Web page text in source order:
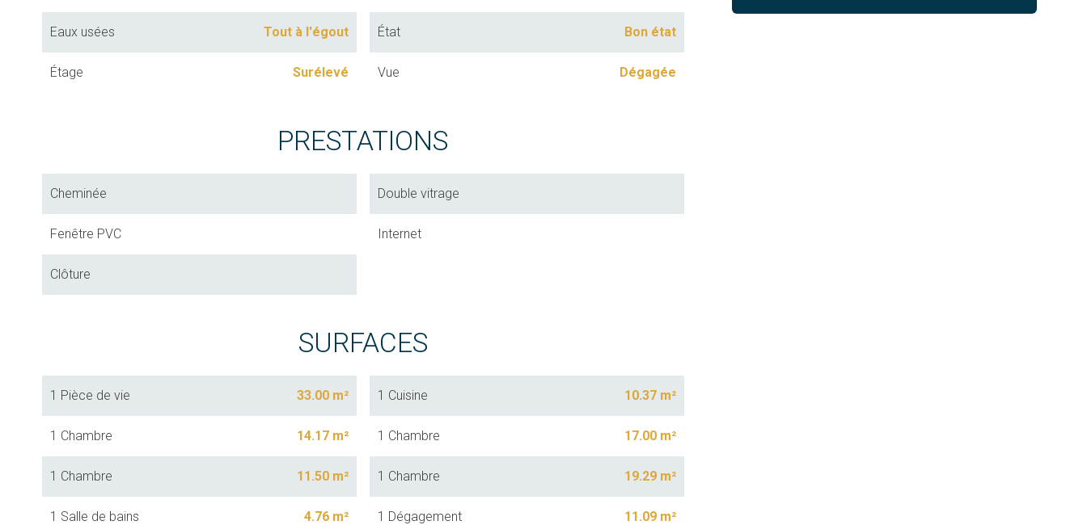
Eaux usées Tout à l'égout État Bon état
Étage Surélevé Vue Dégagée
PRESTATIONS
Cheminée Double vitrage
Fenêtre PVC Internet
Clôture
SURFACES
1 Pièce de vie 33.00 m² 1 Cuisine 10.37 m²
1 Chambre 14.17 m² 1 Chambre 17.00 m²
1 Chambre 11.50 m² 1 Chambre 19.29 m²
1 Salle de bains 4.76 m² 1 Dégagement 11.09 m²